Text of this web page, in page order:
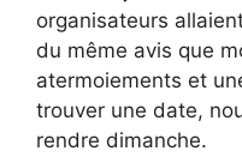
organisateurs
du même avis que
atermoiements et
trouver une date,
rendre dimanche.